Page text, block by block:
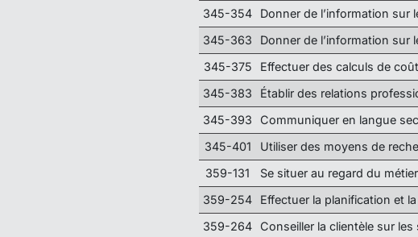
345-354
Donner de l’information
345-363
Donner de l’information sur
345-375
Effectuer des calculs de
345-383
Établir des relations
345-393
Communiquer en langue
345-401
Utiliser des moyens de
359-131
Se situer au regard du
359-254
Effectuer la planification et
359-264
Conseiller la clientèle sur